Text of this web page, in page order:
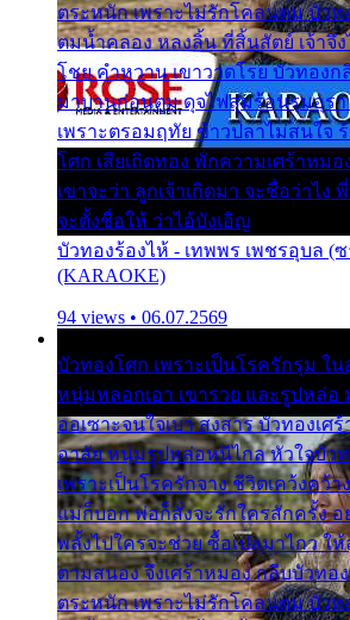
ตระหนัก เพราะไม่รักโคลนตม บัวท
ตมน้ำคลอง หลงลิ้น ที่สิ้นสัตย์ เจ้าจึ
โชย คำหวาน เขาวาดโรย บัวทอง
มาบานก่อนตูม ดุจไฟสุมร้อนรุมอุรา
เพราะตรอมฤทัย ข้าวปลาไม่สนใจ
โศก เสียเถิดทอง พักความเศร้าหมอ
เขาจะว่า ลูกเจ้าเกิดมา จะชื่อว่าไง
จะตั้งชื่อให้ ว่าไอ้บังเอิญ
บัวทองร้องไห้ - เทพพร เพชรอุบล (
(KARAOKE)
94 views • 06.07.2569
บัวทองโศก เพราะเป็นโรครักรุม ใ
หนุ่มหลอกเอา เขารวย และรูปหล่อ
ออเซาะจนใจเบา สงสาร บัวทองเศ
อาลัย หนุ่มรูปหล่อหนีไกล หัวใจบัว
เพราะเป็นโรครักจาง ชีวิตเคว้งคว้า
แม่ก็บอก พ่อก็สั่งจะรักใครสักครั้ง อ
พลั้งไปใครจะช่วย ซื้อเปลมาไกว ใ
ตามสนอง จึงเศร้าหมอง กลีบบัวทอ
ตระหนัก เพราะไม่รักโคลนตม บัวท